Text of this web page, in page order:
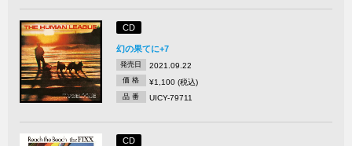
CD
幻の果てに+7
発売日 2021.09.22
価 格 ¥1,100 (税込)
品 番 UICY-79711
CD